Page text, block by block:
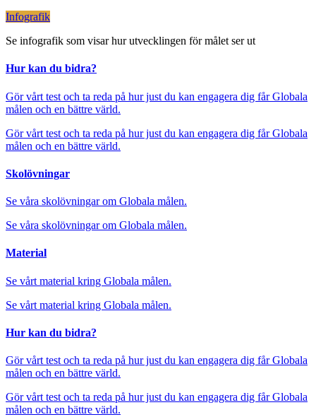
Infografik
Se infografik som visar hur utvecklingen för målet ser ut
Hur kan du bidra?
Gör vårt test och ta reda på hur just du kan engagera dig får Globala
målen och en bättre värld.
Gör vårt test och ta reda på hur just du kan engagera dig får Globala
målen och en bättre värld.
Skolövningar
Se våra skolövningar om Globala målen.
Se våra skolövningar om Globala målen.
Material
Se vårt material kring Globala målen.
Se vårt material kring Globala målen.
Hur kan du bidra?
Gör vårt test och ta reda på hur just du kan engagera dig får Globala
målen och en bättre värld.
Gör vårt test och ta reda på hur just du kan engagera dig får Globala
målen och en bättre värld.